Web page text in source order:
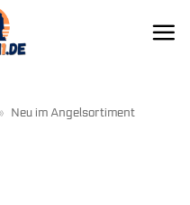
» Neu im Angelsortiment